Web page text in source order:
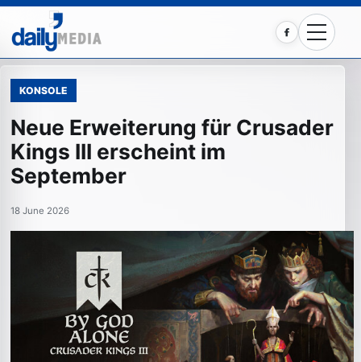
Facebook
KONSOLE
Neue Erweiterung für Crusader
Kings III erscheint im
September
18 June 2026